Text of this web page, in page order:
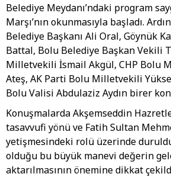
Belediye Meydanı’ndaki program
Marşı’nın okunmasıyla başladı.
Belediye Başkanı Ali Oral, Göynük
Battal, Bolu Belediye Başkan Vekili
Milletvekili İsmail Akgül, CHP Bolu
Ateş, AK Parti Bolu Milletvekili
Bolu Valisi Abdulaziz Aydın birer
Konuşmalarda Akşemseddin
tasavvufi yönü ve Fatih Sultan
yetişmesindeki rolü üzerinde
olduğu bu büyük manevi değerin
aktarılmasının önemine dikkat